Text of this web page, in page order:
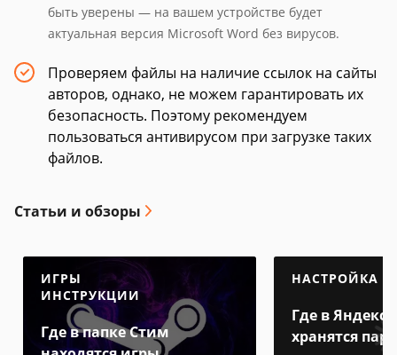
быть уверены — на вашем устройстве будет
актуальная версия Microsoft Word без вирусов.
Проверяем файлы на наличие ссылок на сайты
авторов, однако, не можем гарантировать их
безопасность. Поэтому рекомендуем
пользоваться антивирусом при загрузке таких
файлов.
Статьи и обзоры
ИГРЫ
ИНСТРУКЦИИ
Где в папке Стим
НАСТРОЙКА
Где в Яндекс
хранятся